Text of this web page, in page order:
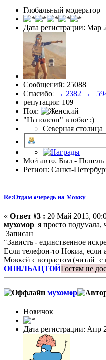
Глобальный модератор
Дата регистрации: Мар
Сообщений: 25088
Спасибо: → 2382 | ←
репутация: 109
Пол:
"Наполеон" в юбке :)
Северная столица
Мой авто: Был -
Регион: Санкт-
Re:Отдам очередь на Мокку
« Ответ #3 : 20 Май 2013,
мухомор, я просто подумала,
Записан
"Зависть - единственное
Если телефон-то Нокиа, если
Моккей с возрастом
ОПИЛЬАЦТОЙГостям не
мухомор
Новичок
Дата регистрации: Апр